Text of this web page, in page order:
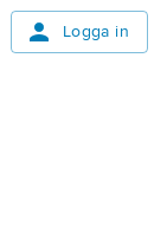
Logga in